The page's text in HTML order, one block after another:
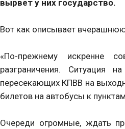
вырвет у них государство.
Вот как описывает
«По-прежнему искренне
разграничения. Ситуация
пересекающих КПВВ на
билетов на автобусы к
Очереди огромные, ждать